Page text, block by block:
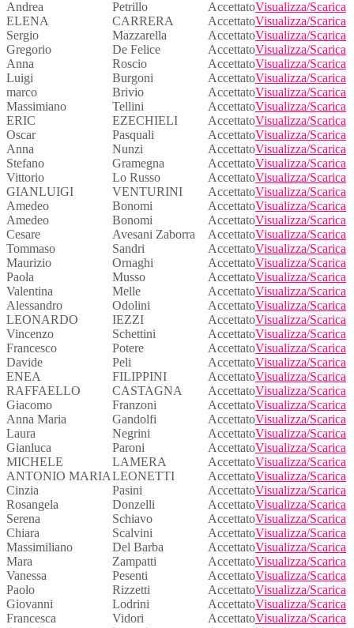
Andrea
Petrillo AccettatoVisualizza/Scarica
ELENA
CARRERA AccettatoVisualizza/Scarica
Sergio
Mazzarella AccettatoVisualizza/Scarica
Gregorio
De Felice AccettatoVisualizza/Scarica
Anna
Roscio AccettatoVisualizza/Scarica
Luigi
Burgoni AccettatoVisualizza/Scarica
marco
Brivio AccettatoVisualizza/Scarica
Massimiano
Tellini AccettatoVisualizza/Scarica
ERIC
EZECHIELI AccettatoVisualizza/Scarica
Oscar
Pasquali AccettatoVisualizza/Scarica
Anna
Nunzi AccettatoVisualizza/Scarica
Stefano
Gramegna AccettatoVisualizza/Scarica
Vittorio
Lo Russo AccettatoVisualizza/Scarica
GIANLUIGI
VENTURINI AccettatoVisualizza/Scarica
Amedeo
Bonomi AccettatoVisualizza/Scarica
Amedeo
Bonomi AccettatoVisualizza/Scarica
Cesare
Avesani Zaborra AccettatoVisualizza/Scarica
Tommaso
Sandri AccettatoVisualizza/Scarica
Maurizio
Ornaghi AccettatoVisualizza/Scarica
Paola
Musso AccettatoVisualizza/Scarica
Valentina
Melle AccettatoVisualizza/Scarica
Alessandro
Odolini AccettatoVisualizza/Scarica
LEONARDO
IEZZI AccettatoVisualizza/Scarica
Vincenzo
Schettini AccettatoVisualizza/Scarica
Francesco
Potere AccettatoVisualizza/Scarica
Davide
Peli AccettatoVisualizza/Scarica
ENEA
FILIPPINI AccettatoVisualizza/Scarica
RAFFAELLO
CASTAGNA AccettatoVisualizza/Scarica
Giacomo
Franzoni AccettatoVisualizza/Scarica
Anna Maria
Gandolfi AccettatoVisualizza/Scarica
Laura
Negrini AccettatoVisualizza/Scarica
Gianluca
Paroni AccettatoVisualizza/Scarica
MICHELE
LAMERA AccettatoVisualizza/Scarica
ANTONIO MARIALEONETTI AccettatoVisualizza/Scarica
Cinzia
Pasini AccettatoVisualizza/Scarica
Rosangela
Donzelli AccettatoVisualizza/Scarica
Serena
Schiavo AccettatoVisualizza/Scarica
Chiara
Scalvini AccettatoVisualizza/Scarica
Massimiliano
Del Barba AccettatoVisualizza/Scarica
Mara
Zampatti AccettatoVisualizza/Scarica
Vanessa
Pesenti AccettatoVisualizza/Scarica
Paolo
Rizzetti AccettatoVisualizza/Scarica
Giovanni
Lodrini AccettatoVisualizza/Scarica
Francesca
Vidori AccettatoVisualizza/Scarica